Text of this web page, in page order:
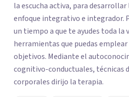
la escucha activa, para
enfoque integrativo e integrador.
un tiempo a que te ayudes toda la
herramientas que puedas
objetivos. Mediante el
cognitivo-conductuales, técnicas
corporales dirijo la terapia.